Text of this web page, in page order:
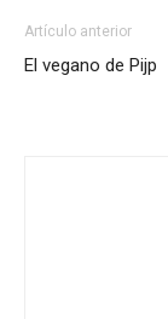
Artículo anterior
El vegano de Pijp